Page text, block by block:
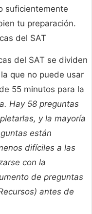
suficientemente
tu preparación.
del SAT
del SAT se dividen
que no puede usar
55 minutos para la
Hay 58 preguntas
y la mayoría
están
difíciles a las
con la
de preguntas
antes de